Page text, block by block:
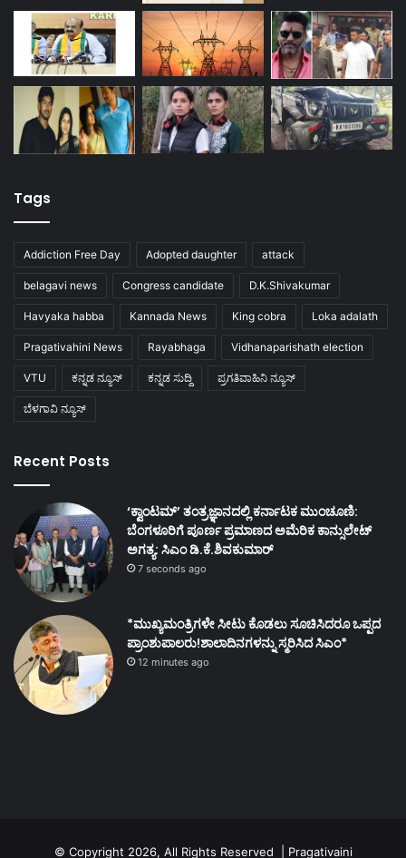
Tags
Addiction Free Day Adopted daughter attack
belagavi news Congress candidate D.K.Shivakumar
Havyaka habba Kannada News King cobra Loka adalath
Pragativahini News Rayabhaga Vidhanaparishath election
VTU ಕನ್ನಡ ನ್ಯೂಸ್ ಕನ್ನಡ ಸುದ್ದಿ ಪ್ರಗತಿವಾಹಿನಿ ನ್ಯೂಸ್
ಬೆಳಗಾವಿ ನ್ಯೂಸ್
Recent Posts
‘ಕ್ವಾಂಟಮ್’ ತಂತ್ರಜ್ಞಾನದಲ್ಲಿ ಕರ್ನಾಟಕ ಮುಂಚೂಣಿ:
ಬೆಂಗಳೂರಿಗೆ ಪೂರ್ಣ ಪ್ರಮಾಣದ ಅಮೆರಿಕ ಕಾನ್ಸುಲೇಟ್
ಅಗತ್ಯ: ಸಿಎಂ ಡಿ.ಕೆ.ಶಿವಕುಮಾರ್
7 seconds ago
*ಮುಖ್ಯಮಂತ್ರಿಗಳೇ ಸೀಟು ಕೊಡಲು ಸೂಚಿಸಿದರೂ ಒಪ್ಪದ
ಪ್ರಾಂಶುಪಾಲರು!ಶಾಲಾದಿನಗಳನ್ನು ಸ್ಮರಿಸಿದ ಸಿಎಂ*
12 minutes ago
© Copyright 2026, All Rights Reserved | Pragativaini